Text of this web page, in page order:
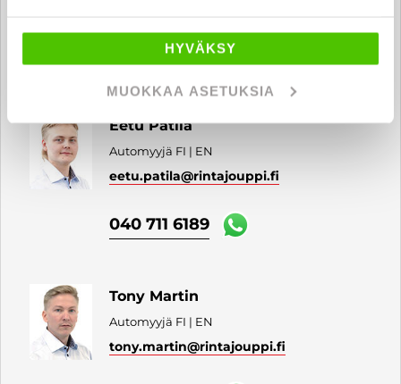
HYVÄKSY
MUOKKAA ASETUKSIA
040 711 3977
Eetu Pätilä
Automyyjä FI | EN
eetu.patila@rintajouppi.fi
040 711 6189
Tony Martin
Automyyjä FI | EN
tony.martin@rintajouppi.fi